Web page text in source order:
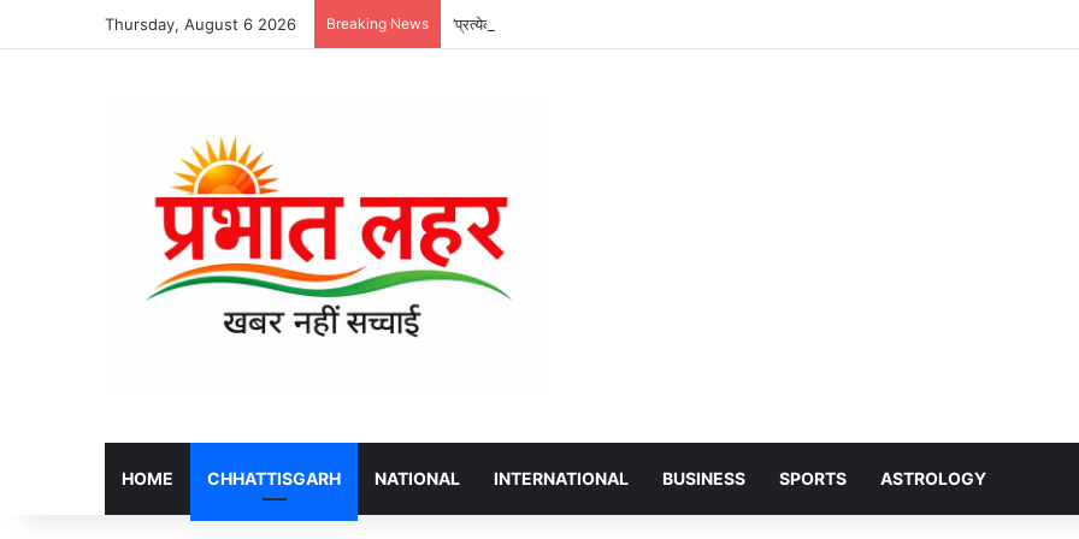
Thursday, August 6 2026 Breaking News ’प्रत्येक योजना की जानकारी अंतिम छोर तक पहुंचे, तभी विकसित भारत का होगा संकल्प साकार -श्री नेहरू राम
HOME CHHATTISGARH NATIONAL INTERNATIONAL BUSINESS SPORTS ASTROLOGY